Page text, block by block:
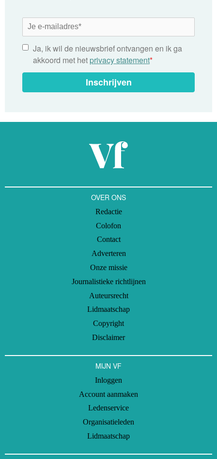
Ja, ik wil de nieuwsbrief ontvangen en ik ga
akkoord met het privacy statement*
Inschrijven
OVER ONS
Redactie
Colofon
Contact
Adverteren
Onze missie
Journalistieke richtlijnen
Auteursrecht
Lidmaatschap
Copyright
Disclaimer
MIJN VF
Inloggen
Account aanmaken
Ledenservice
Organisatieleden
Lidmaatschap